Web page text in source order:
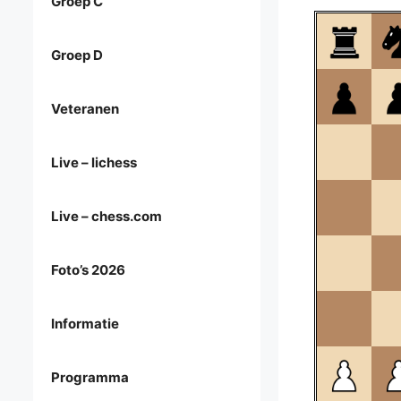
Groep D
Veteranen
Live – lichess
Live – chess.com
Foto’s 2026
Informatie
Programma